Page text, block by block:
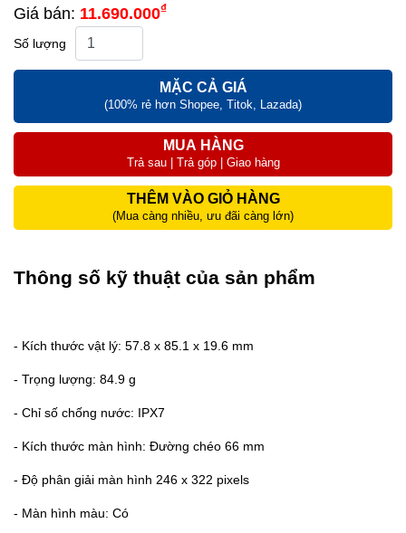
Giá bán: 11.690.000₫
Số lượng
MẶC CẢ GIÁ
(100% rẻ hơn Shopee, Titok, Lazada)
MUA HÀNG
Trả sau | Trả góp | Giao hàng
THÊM VÀO GIỎ HÀNG
(Mua càng nhiều, ưu đãi càng lớn)
Thông số kỹ thuật của sản phẩm
- Kích thước vật lý: 57.8 x 85.1 x 19.6 mm
- Trọng lượng: 84.9 g
- Chỉ số chống nước: IPX7
- Kích thước màn hình: Đường chéo 66 mm
- Độ phân giải màn hình 246 x 322 pixels
- Màn hình màu: Có